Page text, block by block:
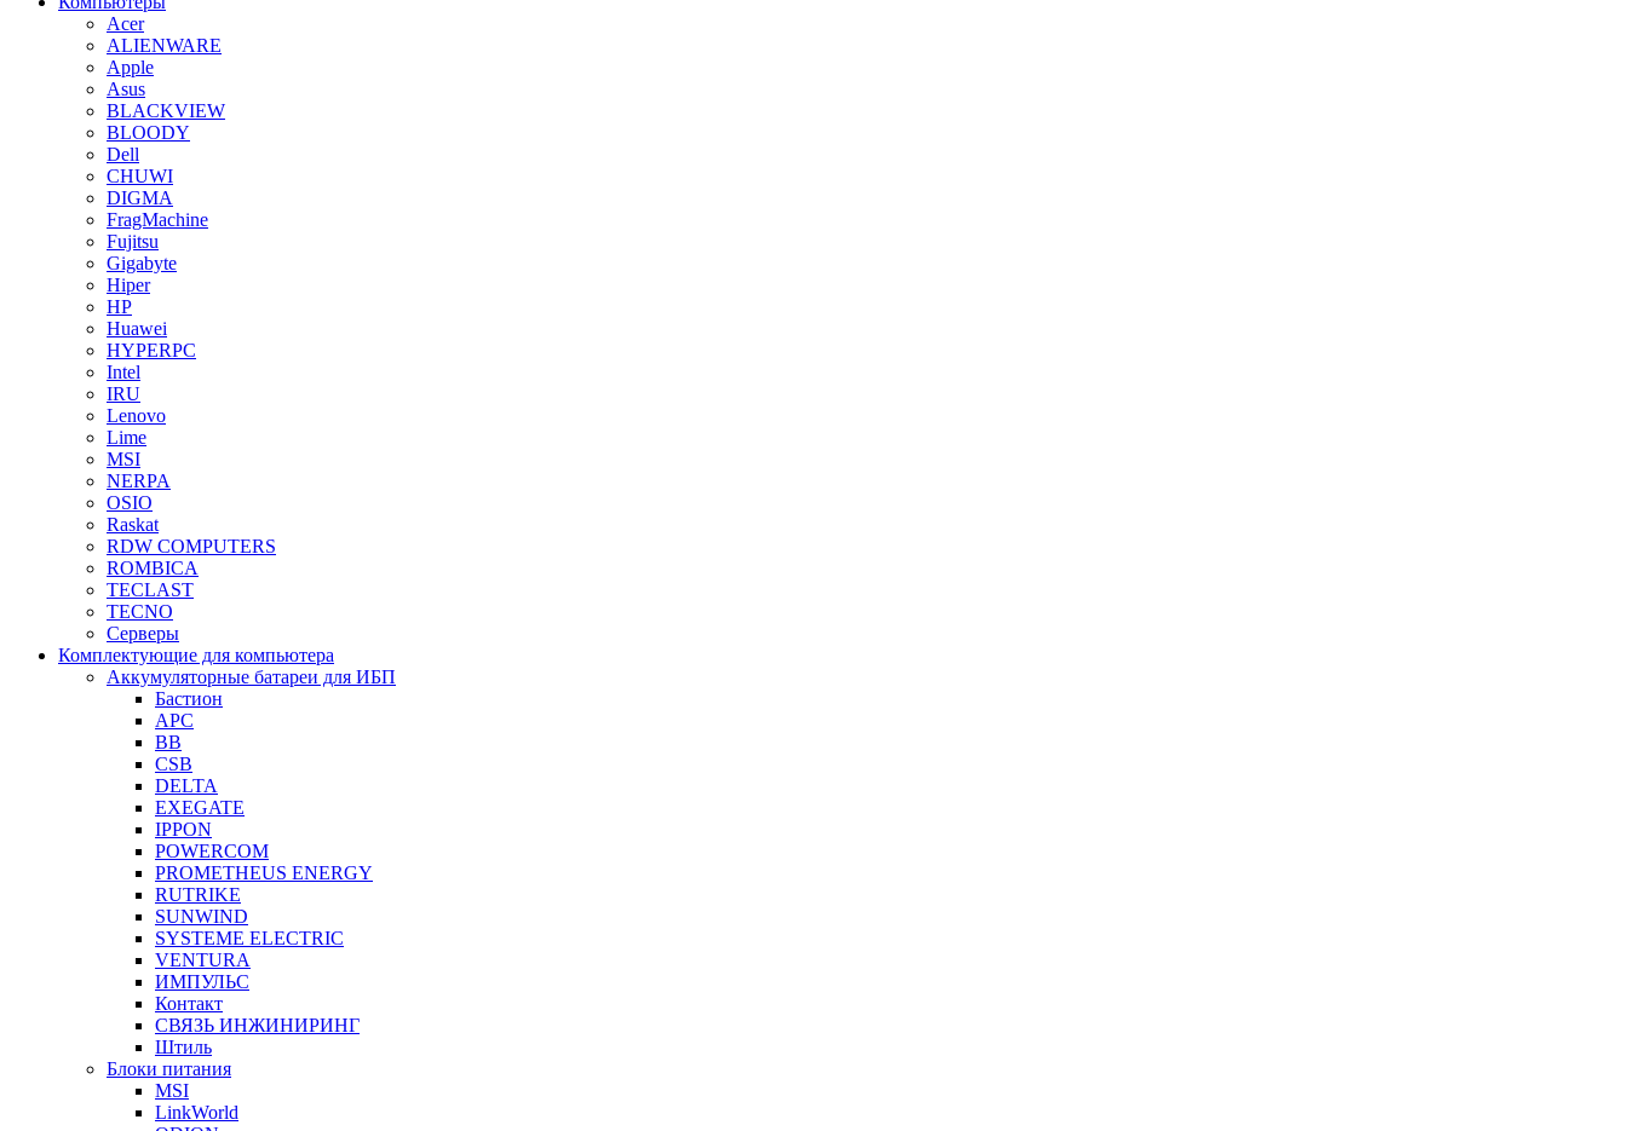
Acer
ALIENWARE
Apple
Asus
BLACKVIEW
BLOODY
Dell
CHUWI
DIGMA
FragMachine
Fujitsu
Gigabyte
Hiper
HP
Huawei
HYPERPC
Intel
IRU
Lenovo
Lime
MSI
NERPA
OSIO
Raskat
RDW COMPUTERS
ROMBICA
TECLAST
TECNO
Серверы
Комплектующие для компьютера
Аккумуляторные батареи для ИБП
Бастион
APC
BB
CSB
DELTA
EXEGATE
IPPON
POWERCOM
PROMETHEUS ENERGY
RUTRIKE
SUNWIND
SYSTEME ELECTRIC
VENTURA
ИМПУЛЬС
Контакт
СВЯЗЬ ИНЖИНИРИНГ
Штиль
Блоки питания
MSI
LinkWorld